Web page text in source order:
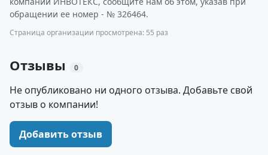
обращении ее номер - № 326464.
Страница организации просмотрена: 55 раз
Отзывы 0
Не опубликовано ни одного отзыва. Добавьте свой
отзыв о компании!
Добавить отзыв